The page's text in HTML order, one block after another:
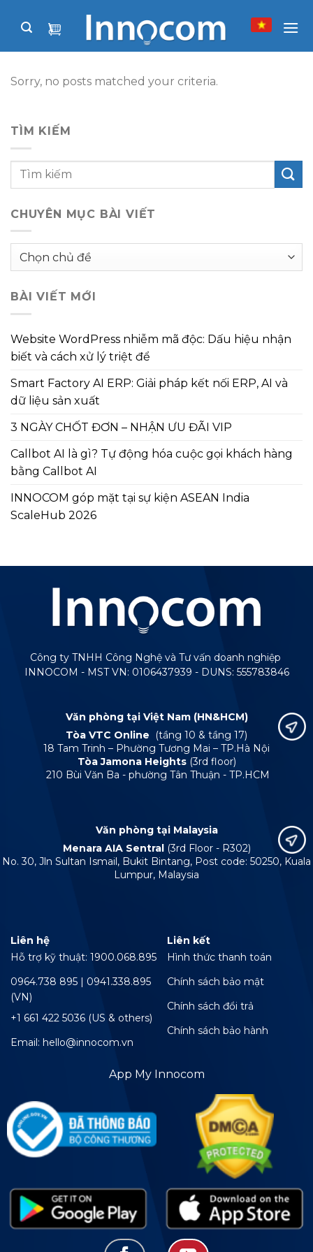
Sorry, no posts matched your criteria.
TÌM KIẾM
CHUYÊN MỤC BÀI VIẾT
Chuyên
viết
BÀI VIẾT MỚI
Website WordPress nhiễm mã độc: Dấu hiệu nhận
biết và cách xử lý triệt để
Smart Factory AI ERP: Giải pháp kết nối ERP, AI và
dữ liệu sản xuất
3 NGÀY CHỐT ĐƠN – NHẬN ƯU ĐÃI VIP
Callbot AI là gì? Tự động hóa cuộc gọi khách hàng
bằng Callbot AI
INNOCOM góp mặt tại sự kiện ASEAN India
ScaleHub 2026
Công ty TNHH Công Nghệ và Tư vấn doanh nghiệp
INNOCOM - MST VN: 0106437939 - DUNS: 555783846
Văn phòng tại Việt Nam (HN&HCM)
Tòa VTC Online
(tầng 10 & tầng 17)
18 Tam Trinh – Phường Tương Mai – TP.Hà Nội
Tòa Jamona Heights (3rd floor)
210 Bùi Văn Ba - phường Tân Thuận - TP.HCM
Văn phòng tại Malaysia
Menara AIA Sentral (3rd Floor - R302)
No. 30, Jln Sultan Ismail, Bukit Bintang, Post code: 50250, Kuala
Lumpur, Malaysia
Liên hệ
Hỗ trợ kỹ thuật: 1900.068.895
0964.738 895 | 0941.338.895
(VN)
+1 661 422 5036 (US & others)
Email: hello@innocom.vn
Liên kết
Hình thức thanh toán
Chính sách bảo mật
Chính sách đổi trả
Chính sách bảo hành
App My Innocom